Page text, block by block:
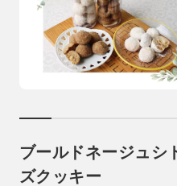
ブールドネージュシ
ズクッキー